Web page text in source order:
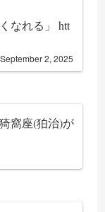
なれる」htt
September 2, 2025
窩座(狛治)が